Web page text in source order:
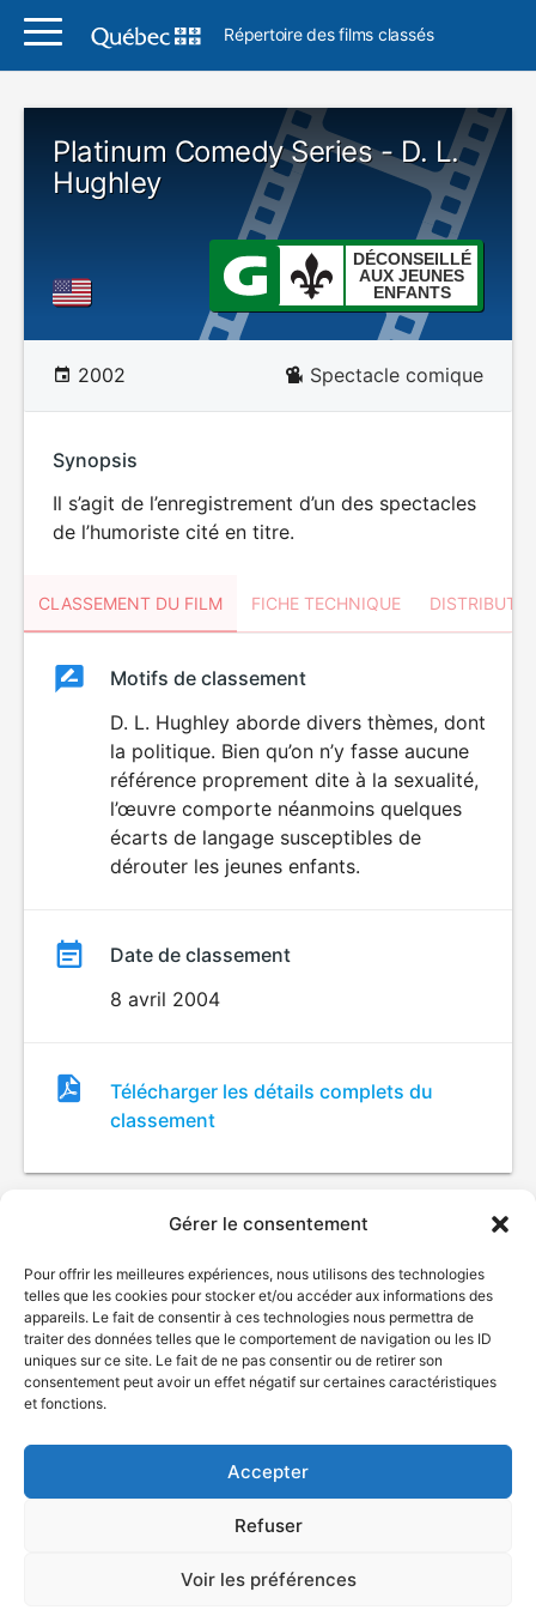
Gérer le consentement
Pour offrir les meilleures expériences, nous utilisons des technologies
telles que les cookies pour stocker et/ou accéder aux informations des
appareils. Le fait de consentir à ces technologies nous permettra de
traiter des données telles que le comportement de navigation ou les ID
uniques sur ce site. Le fait de ne pas consentir ou de retirer son
consentement peut avoir un effet négatif sur certaines caractéristiques
et fonctions.
Accepter
Refuser
Voir les préférences
Répertoire des films classés
Platinum Comedy Series - D. L.
Hughley
DÉCONSEILLÉ
AUX JEUNES
ENFANTS
2002 Spectacle comique
Synopsis
Il s’agit de l’enregistrement d’un des spectacles
de l’humoriste cité en titre.
CLASSEMENT DU FILM FICHE TECHNIQUE
ClassementClassement
DÉCONSEILLÉ
AUX JEUNES
ENFANTS
Motifs de classement
D. L. Hughley aborde divers thèmes, dont
la politique. Bien qu’on n’y fasse aucune
référence proprement dite à la sexualité,
l’œuvre comporte néanmoins quelques
écarts de langage susceptibles de
dérouter les jeunes enfants.
Date de classement
8 avril 2004
Fichier
de
classement
Télécharger les détails complets du
classement
© Gouvernement du Québec, 2026
Plan du site
Accès à l'information
Politique de confidentialité